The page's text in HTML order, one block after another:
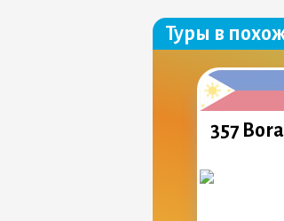
Туры в
357